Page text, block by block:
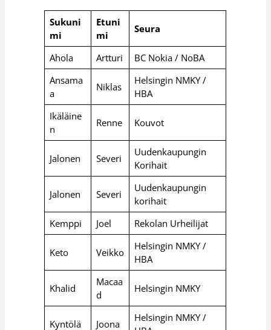
Sukuni
mi
Etuni
mi
Seura
Ahola Artturi
BC Nokia / NoBA
Ansama
a
Niklas
Helsingin NMKY /
HBA
Ikäläine
n
Renne Kouvot
Jalonen Severi
Uudenkaupungin
Korihait
Jalonen Severi
Uudenkaupungin
korihait
Kemppi
Joel Rekolan Urheilijat
Keto Veikko
Helsingin NMKY /
HBA
Khalid
Macaa
d
Helsingin NMKY
Kyntölä Joona
Helsingin NMKY /